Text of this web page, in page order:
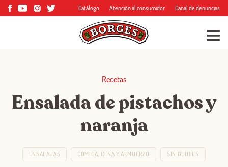
Catálogo Atención al consumidor Canal de denuncias
Recetas
Ensalada de pistachos y
naranja
ENSALADAS COMIDA, CENA Y ALMUERZO SIN GLUTEN